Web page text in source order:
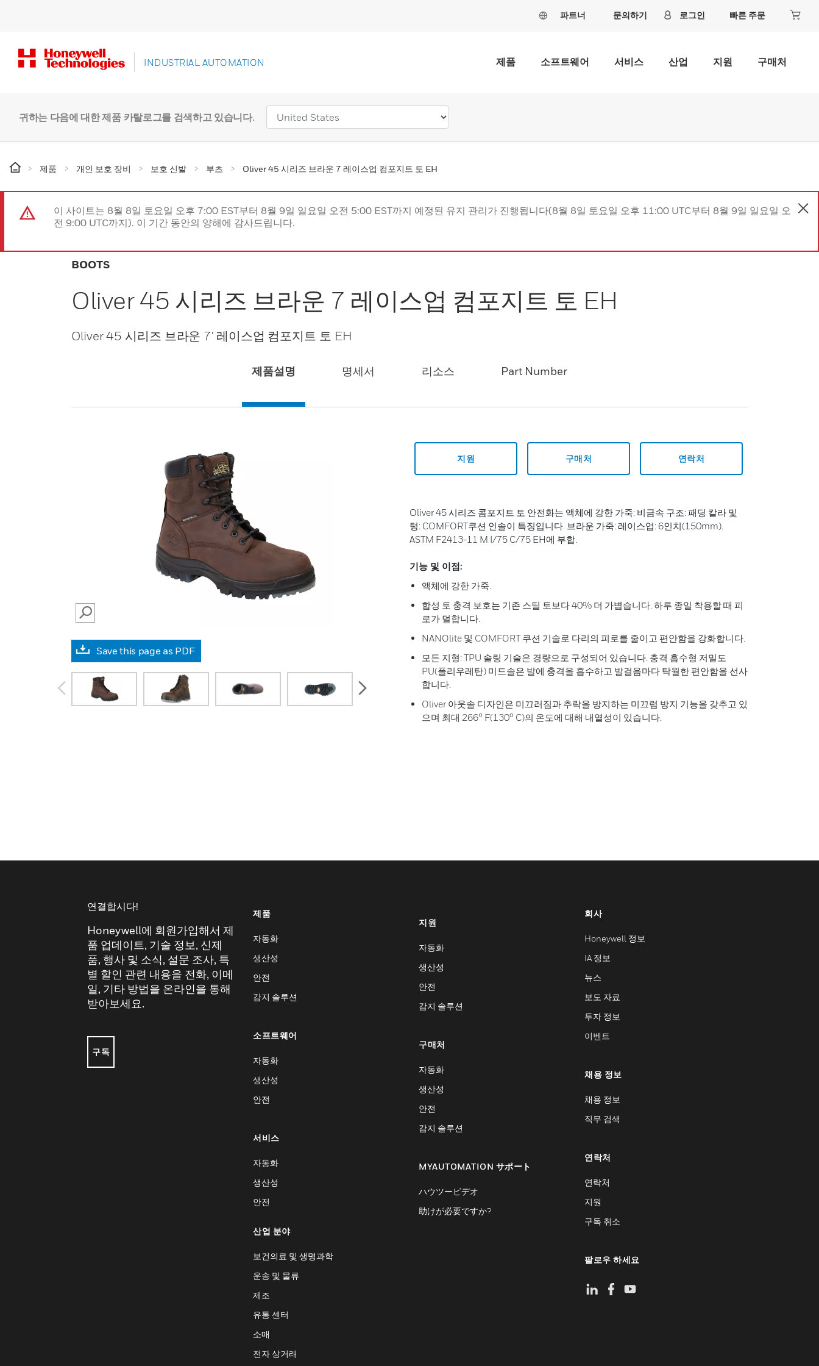
파트너 문의하기 로그인 빠른 주문
INDUSTRIAL AUTOMATION 제품 소프트웨어 서비스 산업 지원 구매처
귀하는 다음에 대한 제품 카탈로그를 검색하고 있습니다.
제품 개인 보호 장비 보호 신발 부츠 Oliver 45 시리즈 브라운 7 레이스업 컴포지트 토 EH
이 사이트는 8월 8일 토요일 오후 7:00 EST부터 8월 9일 일요일 오전 5:00 EST까지 예정된 유지 관리가 진행됩니다(8월 8일 토요일 오후 11:00 UTC부터 8월 9일 일요일 오
전 9:00 UTC까지). 이 기간 동안의 양해에 감사드립니다.
BOOTS
Oliver 45 시리즈 브라운 7 레이스업 컴포지트 토 EH
Oliver 45 시리즈 브라운 7' 레이스업 컴포지트 토 EH
제품설명 명세서 리소스 Part Number
SEARCH
Save this page as PDF
지원 구매처 연락처
Oliver 45 시리즈 콤포지트 토 안전화는 액체에 강한 가죽: 비금속 구조: 패딩 칼라 및
텅: COMFORT쿠션 인솔이 특징입니다. 브라운 가죽: 레이스업: 6인치(150mm).
ASTM F2413-11 M I/75 C/75 EH에 부합.
기능 및 이점:
액체에 강한 가죽.
합성 토 충격 보호는 기존 스틸 토보다 40% 더 가볍습니다. 하루 종일 착용할 때 피
로가 덜합니다.
NANOlite 및 COMFORT 쿠션 기술로 다리의 피로를 줄이고 편안함을 강화합니다.
모든 지형: TPU 솔링 기술은 경량으로 구성되어 있습니다. 충격 흡수형 저밀도
PU(폴리우레탄) 미드솔은 발에 충격을 흡수하고 발걸음마다 탁월한 편안함을 선사
합니다.
Oliver 아웃솔 디자인은 미끄러짐과 추락을 방지하는 미끄럼 방지 기능을 갖추고 있
으며 최대 266° F(130° C)의 온도에 대해 내열성이 있습니다.
연결합시다!
Honeywell에 회원가입해서 제
품 업데이트, 기술 정보, 신제
품, 행사 및 소식, 설문 조사, 특
별 할인 관련 내용을 전화, 이메
일, 기타 방법을 온라인을 통해
받아보세요.
구독
제품
자동화
생산성
안전
감지 솔루션
소프트웨어
자동화
생산성
안전
서비스
자동화
생산성
안전
산업 분야
보건의료 및 생명과학
운송 및 물류
제조
유통 센터
소매
전자 상거래
지원
자동화
생산성
안전
감지 솔루션
구매처
자동화
생산성
안전
감지 솔루션
MYAUTOMATION サポート
ハウツービデオ
助けが必要ですか?
회사
Honeywell 정보
IA 정보
뉴스
보도 자료
투자 정보
이벤트
채용 정보
채용 정보
직무 검색
연락처
연락처
지원
구독 취소
팔로우 하세요